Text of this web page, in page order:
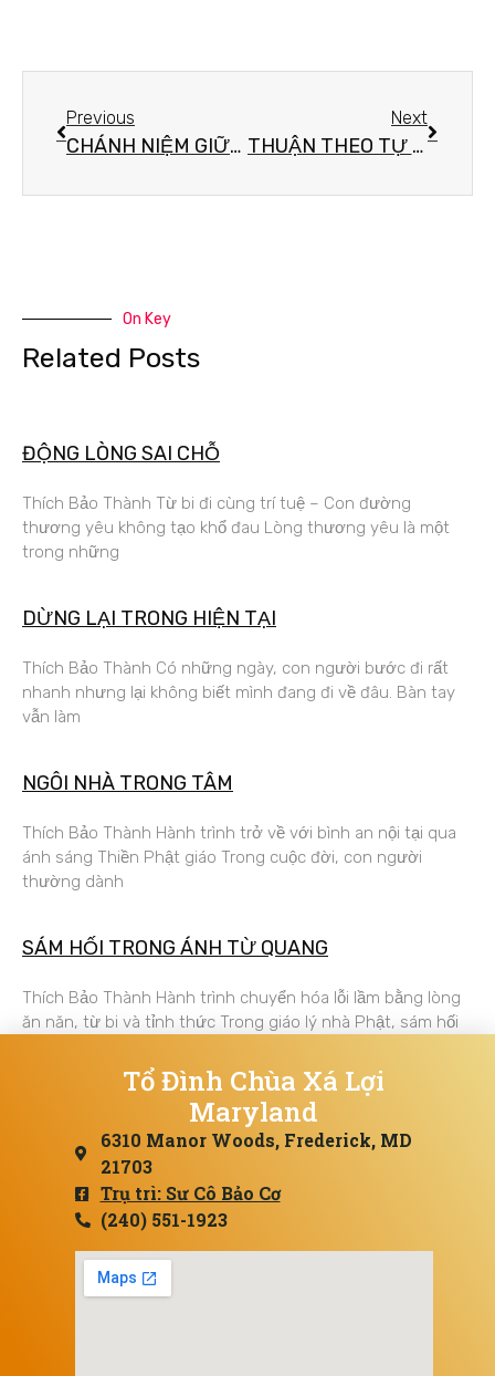
Previous
CHÁNH NIỆM GIỮA TRỜI MÂY
Next
THUẬN THEO TỰ NHIÊN – ĐÓ LÀ HẠNH PHÚC
On Key
Related Posts
ĐỘNG LÒNG SAI CHỖ
Thích Bảo Thành Từ bi đi cùng trí tuệ – Con đường
thương yêu không tạo khổ đau Lòng thương yêu là một
trong những
DỪNG LẠI TRONG HIỆN TẠI
Thích Bảo Thành Có những ngày, con người bước đi rất
nhanh nhưng lại không biết mình đang đi về đâu. Bàn tay
vẫn làm
NGÔI NHÀ TRONG TÂM
Thích Bảo Thành Hành trình trở về với bình an nội tại qua
ánh sáng Thiền Phật giáo Trong cuộc đời, con người
thường dành
SÁM HỐI TRONG ÁNH TỪ QUANG
Thích Bảo Thành Hành trình chuyển hóa lỗi lầm bằng lòng
ăn năn, từ bi và tỉnh thức Trong giáo lý nhà Phật, sám hối
Tổ Đình Chùa Xá Lợi
Maryland
6310 Manor Woods, Frederick, MD
21703
Trụ trì: Sư Cô Bảo Cơ
(240) 551-1923